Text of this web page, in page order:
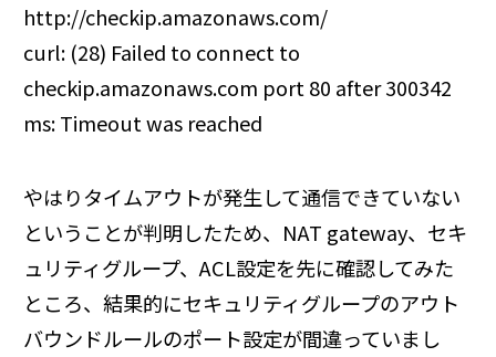
http://checkip.amazonaws.com/
curl: (28) Failed to connect to
checkip.amazonaws.com port 80 after 300342
ms: Timeout was reached
やはりタイムアウトが発生して通信できていない
ということが判明したため、NAT gateway、セキ
ュリティグループ、ACL設定を先に確認してみた
ところ、結果的にセキュリティグループのアウト
バウンドルールのポート設定が間違っていまし